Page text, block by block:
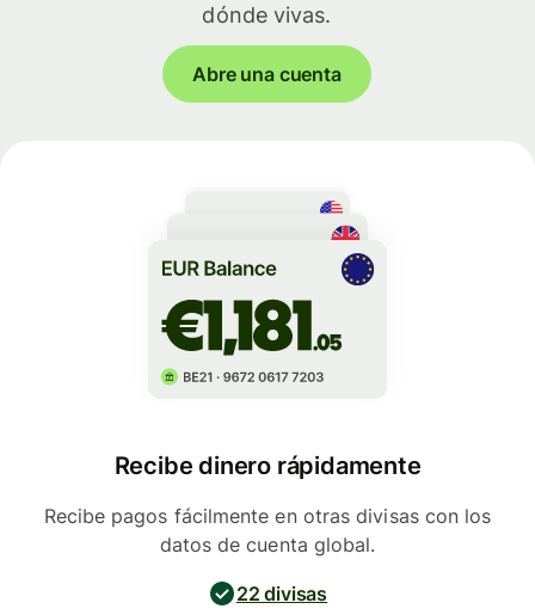
dónde vivas.
Abre una cuenta
Recibe dinero rápidamente
Recibe pagos fácilmente en otras divisas con los
datos de cuenta global.
22 divisas